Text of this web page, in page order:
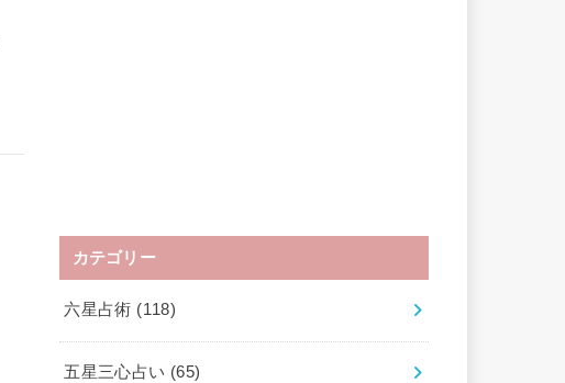
カテゴリー
六星占術 (118)
五星三心占い (65)